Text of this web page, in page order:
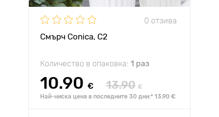
0 отзива
Смърч Conica, C2
Количество в опаковка: 1 раз
10.90 € 13.90 €
Най-ниска цена в последните 30 дни:* 13.90 €